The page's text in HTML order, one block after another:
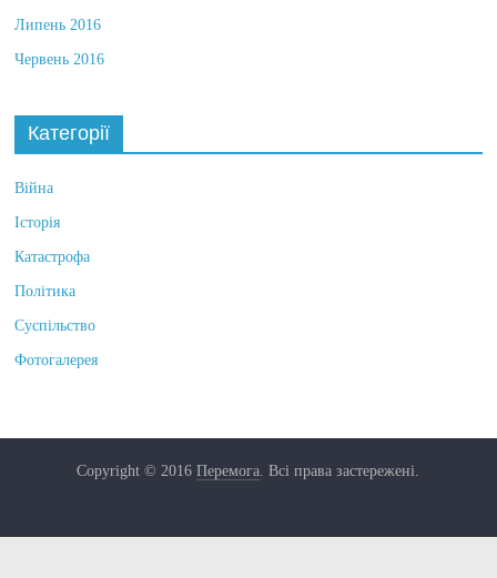
Липень 2016
Червень 2016
Категорії
Війна
Історія
Катастрофа
Політика
Суспільство
Фотогалерея
Copyright © 2016Перемога . Всі права застережені.